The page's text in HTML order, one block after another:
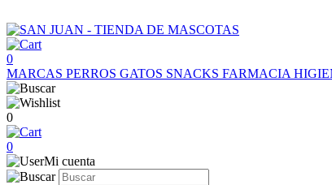
0
MARCAS PERROS GATOS SNACKS FARMACIA
0
0
Mi cuenta